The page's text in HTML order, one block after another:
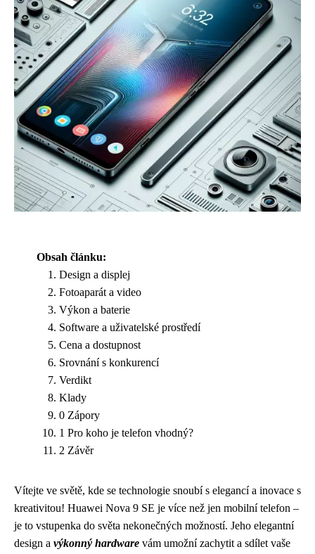
Obsah článku:
Design a displej
Fotoaparát a video
Výkon a baterie
Software a uživatelské prostředí
Cena a dostupnost
Srovnání s konkurencí
Verdikt
Klady
0 Zápory
1 Pro koho je telefon vhodný?
2 Závěr
Vítejte ve světě, kde se technologie snoubí s elegancí a inovace s
kreativitou! Huawei Nova 9 SE je více než jen mobilní telefon –
je to vstupenka do světa nekonečných možností. Jeho elegantní
design a výkonný hardware vám umožní zachytit a sdílet vaše